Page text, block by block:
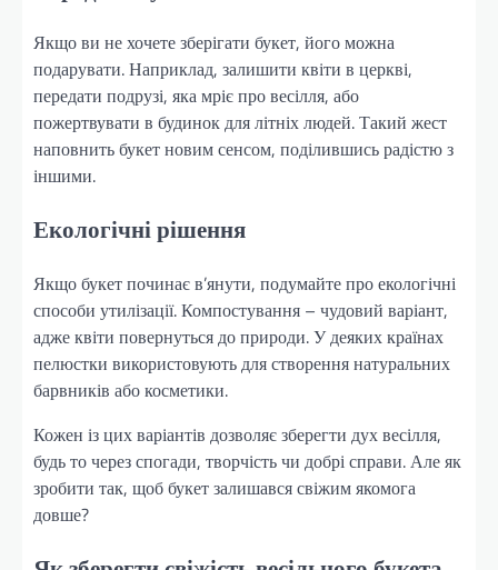
Якщо ви не хочете зберігати букет, його можна
подарувати. Наприклад, залишити квіти в церкві,
передати подрузі, яка мріє про весілля, або
пожертвувати в будинок для літніх людей. Такий жест
наповнить букет новим сенсом, поділившись радістю з
іншими.
Екологічні рішення
Якщо букет починає в’янути, подумайте про екологічні
способи утилізації. Компостування – чудовий варіант,
адже квіти повернуться до природи. У деяких країнах
пелюстки використовують для створення натуральних
барвників або косметики.
Кожен із цих варіантів дозволяє зберегти дух весілля,
будь то через спогади, творчість чи добрі справи. Але як
зробити так, щоб букет залишався свіжим якомога
довше?